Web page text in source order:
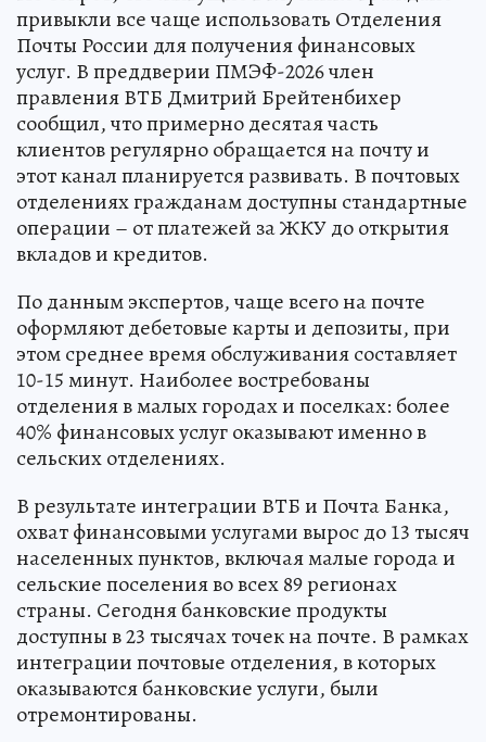
привыкли все чаще использовать Отделения
Почты России для получения финансовых
услуг. В преддверии ПМЭФ-2026 член
правления ВТБ Дмитрий Брейтенбихер
сообщил, что примерно десятая часть
клиентов регулярно обращается на почту и
этот канал планируется развивать. В почтовых
отделениях гражданам доступны стандартные
операции – от платежей за ЖКУ до открытия
вкладов и кредитов.
По данным экспертов, чаще всего на почте
оформляют дебетовые карты и депозиты, при
этом среднее время обслуживания составляет
10-15 минут. Наиболее востребованы
отделения в малых городах и поселках: более
40% финансовых услуг оказывают именно в
сельских отделениях.
В результате интеграции ВТБ и Почта Банка,
охват финансовыми услугами вырос до 13 тысяч
населенных пунктов, включая малые города и
сельские поселения во всех 89 регионах
страны. Сегодня банковские продукты
доступны в 23 тысячах точек на почте. В рамках
интеграции почтовые отделения, в которых
оказываются банковские услуги, были
отремонтированы.